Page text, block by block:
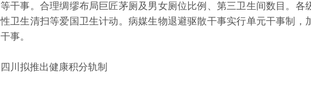
等干事。合理绸缪布局巨匠茅厕及男女厕位比例、第三卫生间数目。各
性卫生清扫等爱国卫生计动。病媒生物退避驱散干事实行单元干事制，
干事。
四川拟推出健康积分轨制